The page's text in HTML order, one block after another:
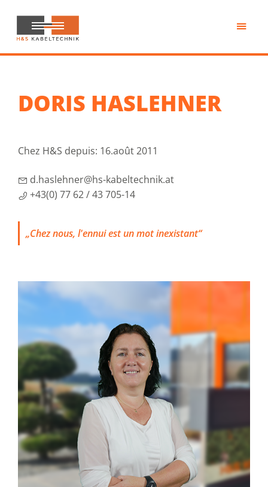
contenu
principal
H&S
Kabeltechnik
DORIS HASLEHNER
Chez H&S depuis: 16.août 2011
d.haslehner@hs-kabeltechnik.at
+43(0) 77 62 / 43 705-14
„Chez nous, l'ennui est un mot inexistant“